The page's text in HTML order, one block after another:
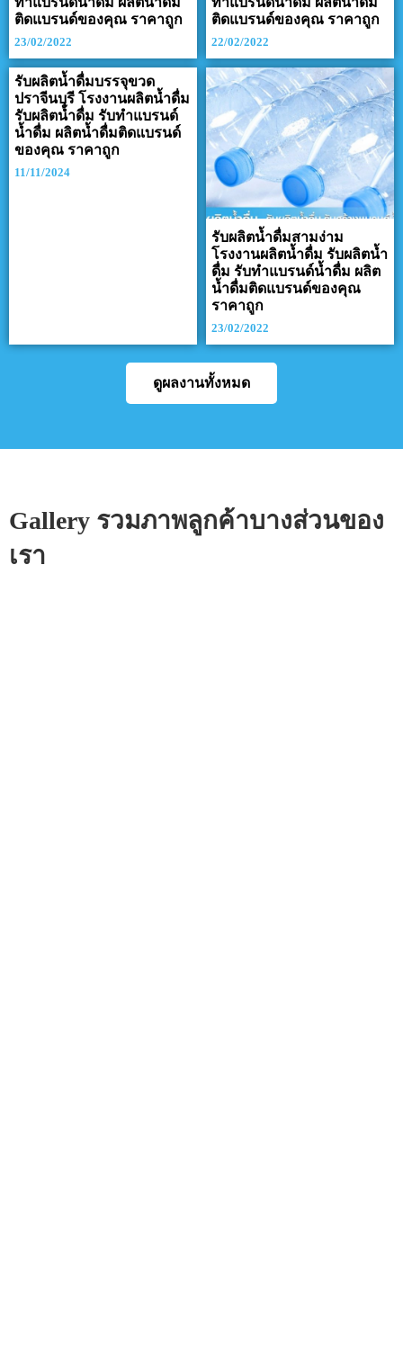
ติดแบรนด์ของคุณ ราคาถูก
23/02/2022
ติดแบรนด์ของคุณ ราคาถูก
22/02/2022
รับผลิตน้ำดื่มบรรจุขวด
ปราจีนบุรี โรงงานผลิตน้ำดื่ม
รับผลิตน้ำดื่ม รับทำแบรนด์
น้ำดื่ม ผลิตน้ำดื่มติดแบรนด์
ของคุณ ราคาถูก
11/11/2024
รับผลิตน้ำดื่มสามง่าม
โรงงานผลิตน้ำดื่ม รับผลิตน้ำ
ดื่ม รับทำแบรนด์น้ำดื่ม ผลิต
น้ำดื่มติดแบรนด์ของคุณ
ราคาถูก
23/02/2022
ดูผลงานทั้งหมด
Gallery รวมภาพลูกค้าบางส่วนของ
เรา